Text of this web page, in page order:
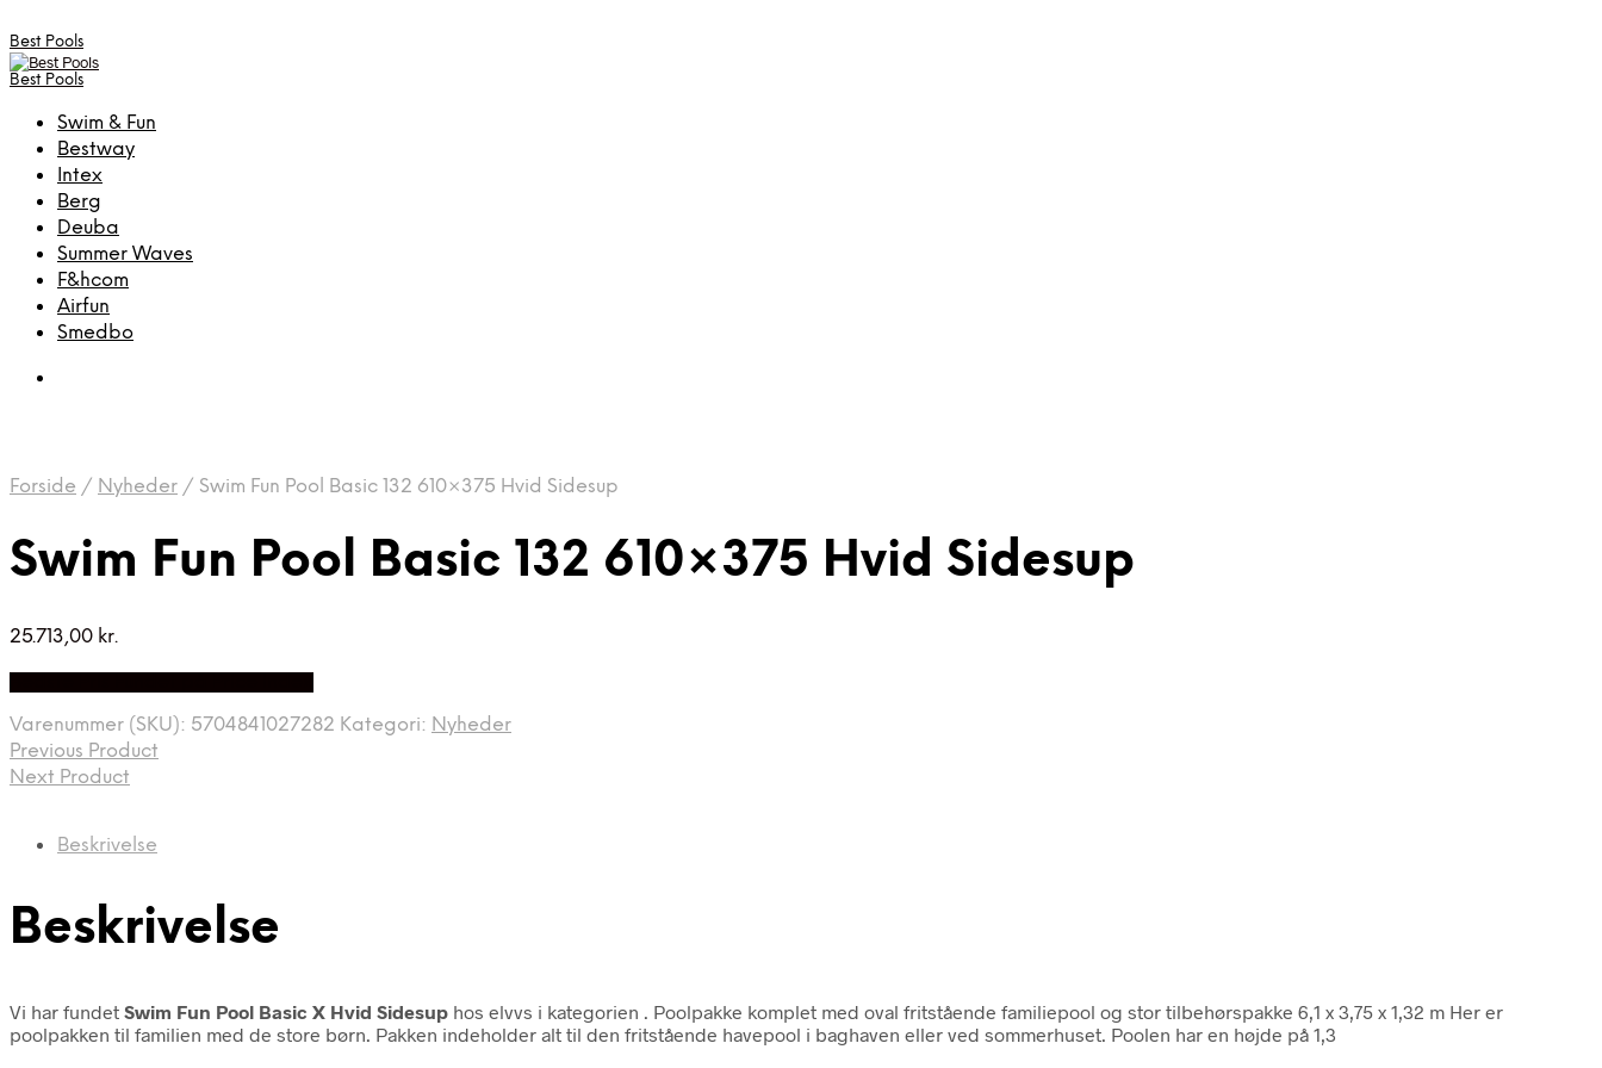
Best Pools
Best Pools
Swim & Fun
Bestway
Intex
Berg
Deuba
Summer Waves
F&hcom
Airfun
Smedbo
Forside / Nyheder / Swim Fun Pool Basic 132 610×375 Hvid Sidesup
Swim Fun Pool Basic 132 610×375 Hvid Sidesup
25.713,00 kr.
Varenummer (SKU): 5704841027282 Kategori: Nyheder
Previous Product
Next Product
Beskrivelse
Beskrivelse
Vi har fundet Swim Fun Pool Basic X Hvid Sidesup hos elvvs i kategorien
. Poolpakke komplet med oval fritstående familiepool og stor tilbehørspakke 6,1 x 3,75 x 1,32 m Her er
poolpakken til familien med de store børn. Pakken indeholder alt til den fritstående havepool i baghaven eller ved sommerhuset. Poolen har en højde på 1,3